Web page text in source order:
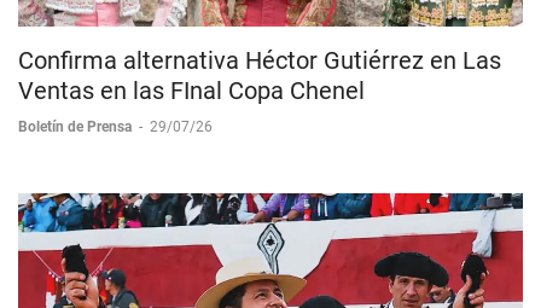
Confirma alternativa Héctor Gutiérrez en Las
Ventas en las FInal Copa Chenel
Boletín de Prensa - 29/07/26